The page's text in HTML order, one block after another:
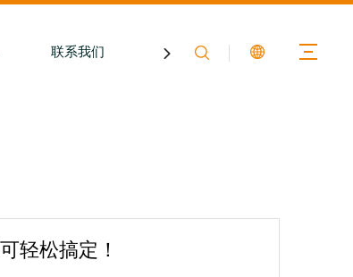
联系我们 关于膳印
轻松搞定！